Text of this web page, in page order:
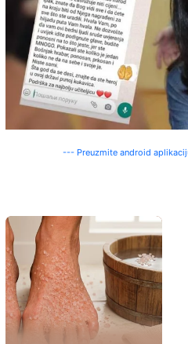
--- Preuzmite android